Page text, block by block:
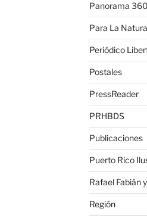
Panorama 360
Para La
Periódico
Postales
PressReader
PRHBDS
Publicaciones
Puerto Rico
Rafael Fabián
Región